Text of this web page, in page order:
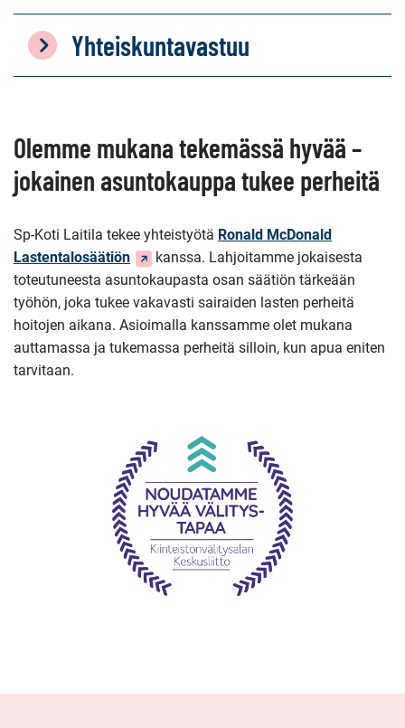
Yhteiskuntavastuu
Olemme mukana tekemässä hyvää –
jokainen asuntokauppa tukee perheitä
Sp-Koti Laitila tekee yhteistyötä Ronald McDonald
Lastentalosäätiön(Siirryt
toiseen
palveluun)
kanssa. Lahjoitamme jokaisesta
toteutuneesta asuntokaupasta osan säätiön tärkeään
työhön, joka tukee vakavasti sairaiden lasten perheitä
hoitojen aikana. Asioimalla kanssamme olet mukana
auttamassa ja tukemassa perheitä silloin, kun apua eniten
tarvitaan.